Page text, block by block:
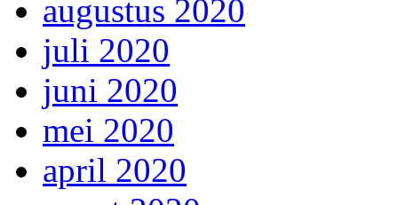
augustus 2020
juli 2020
juni 2020
mei 2020
april 2020